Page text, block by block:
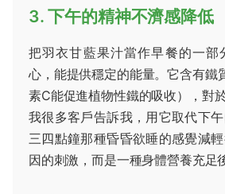
3. 下午的精神不濟感降低
把羽衣甘藍果汁當作早餐的一部
心，能提供穩定的能量。它含有鐵
素C能促進植物性鐵的吸收），對
我很多客戶告訴我，用它取代下午
三四點鐘那種昏昏欲睡的感覺減
因的刺激，而是一種身體營養充足